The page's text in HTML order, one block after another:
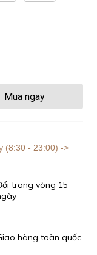
trong vòng 15
hàng toàn quốc
(8:30 - 23:00) ->
Mua ngay